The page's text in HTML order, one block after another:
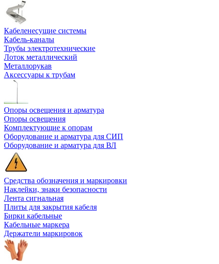
Кабеленесущие системы
Кабель-каналы
Трубы электротехнические
Лоток металлический
Металлорукав
Аксессуары к трубам
Опоры освещения и арматура
Опоры освещения
Комплектующие к опорам
Оборудование и арматура для СИП
Оборудование и арматура для ВЛ
Средства обозначения и маркировки
Наклейки, знаки безопасности
Лента сигнальная
Плиты для закрытия кабеля
Бирки кабельные
Кабельные маркера
Держатели маркировок